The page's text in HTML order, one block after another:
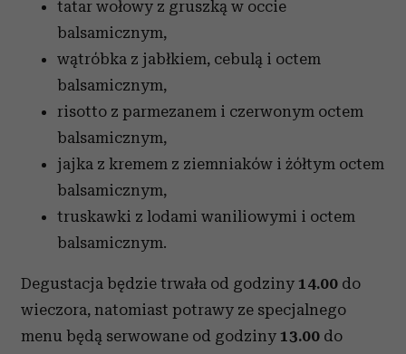
tatar wołowy z gruszką w occie
balsamicznym,
wątróbka z jabłkiem, cebulą i octem
balsamicznym,
risotto z parmezanem i czerwonym octem
balsamicznym,
jajka z kremem z ziemniaków i żółtym octem
balsamicznym,
truskawki z lodami waniliowymi i octem
balsamicznym.
Degustacja będzie trwała od godziny 14.00 do
wieczora, natomiast potrawy ze specjalnego
menu będą serwowane od godziny 13.00 do